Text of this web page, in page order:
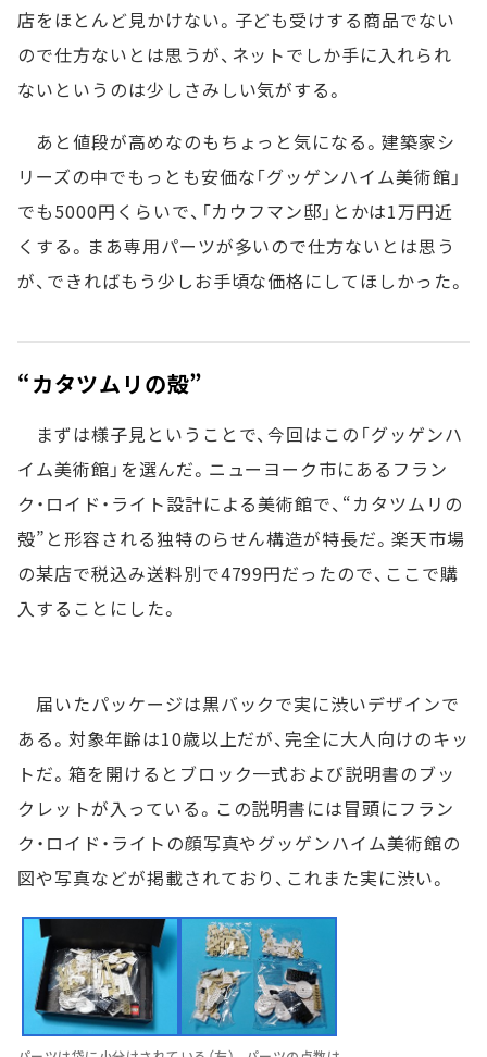
店をほとんど見かけない。子ども受けする商品でない
ので仕方ないとは思うが、ネットでしか手に入れられ
ないというのは少しさみしい気がする。
あと値段が高めなのもちょっと気になる。建築家シ
リーズの中でもっとも安価な「グッゲンハイム美術館」
でも5000円くらいで、「カウフマン邸」とかは1万円近
くする。まあ専用パーツが多いので仕方ないとは思う
が、できればもう少しお手頃な価格にしてほしかった。
“カタツムリの殻”
まずは様子見ということで、今回はこの「グッゲンハ
イム美術館」を選んだ。ニューヨーク市にあるフラン
ク・ロイド・ライト設計による美術館で、“カタツムリの
殻”と形容される独特のらせん構造が特長だ。楽天市場
の某店で税込み送料別で4799円だったので、ここで購
入することにした。
届いたパッケージは黒バックで実に渋いデザインで
ある。対象年齢は10歳以上だが、完全に大人向けのキッ
トだ。箱を開けるとブロック一式および説明書のブッ
クレットが入っている。この説明書には冒頭にフラン
ク・ロイド・ライトの顔写真やグッゲンハイム美術館の
図や写真などが掲載されており、これまた実に渋い。